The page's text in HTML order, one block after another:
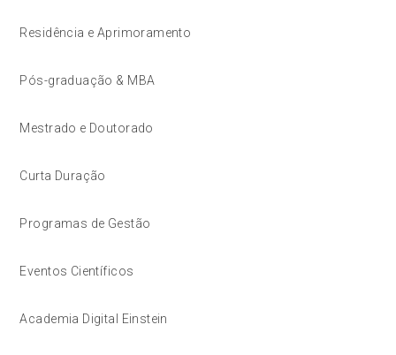
Residência e Aprimoramento
Pós-graduação & MBA
Mestrado e Doutorado
Curta Duração
Programas de Gestão
Eventos Científicos
Academia Digital Einstein